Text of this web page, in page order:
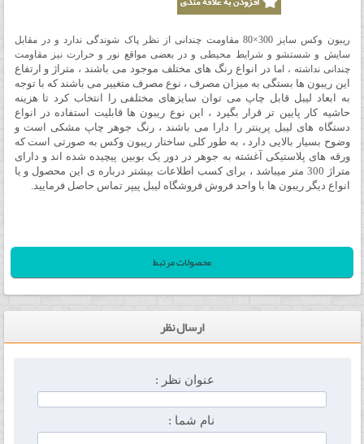
ریبون وکس سایز 300×80
مقاومت چندانی از نظر پاک شوندگی ندارد و در مقابل
سایش و شستشو و شرایط محیطی و در بعضی مواقع نور و حرارت نیز مقاومت
چندانی نداشته ، اما در انواع رنگ های مختلف موجود می باشند ، متراژ و ارتفاع
این ریبون ها بستگی به میزان مصرف ، نوع مصرف متغییر می باشند که با توجه
به ابعاد لیبل قابل چاپ می توان سایزهای مختلفی را انتخاب کرد تا هزینه
حاشیه کار پایین تر قرار بگیرد ، این نوع ریبون ها قابلیت استفاده در انواع
دستگاه های لیبل پرینتر را دارا می باشند ،رنگ جوهر چاپ مشکی است و
وضوح بسیار بالایی دارد ، به طور کلی ساختار ریبون وکس به صورتی است که
ورقه های پلاستیکی آغشته به جوهر در دور یک بوبین پیچیده شده اند و دارای
متراژ 300 متر میباشد ، برای کسب اطلاعات بیشتر درباره ی این محصول و یا
انواع دیگر ریبون ها با واحد فروش فروشگاه لیبل پیپر تماس حاصل فرمایید.
محصولات مرتبط
ارسال نظر
عنوان نظر :
نام شما :